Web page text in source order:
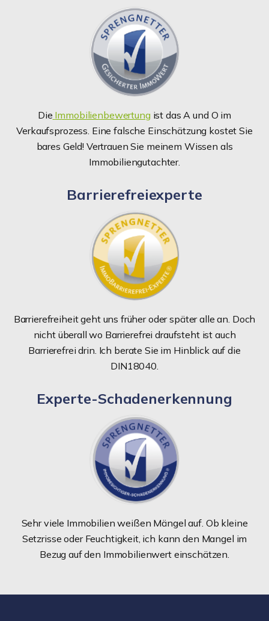
Die Immobilienbewertung ist das A und O im
Verkaufsprozess. Eine falsche Einschätzung kostet Sie
bares Geld! Vertrauen Sie meinem Wissen als
Immobiliengutachter.
Barrierefreiexperte
Barrierefreiheit geht uns früher oder später alle an. Doch
nicht überall wo Barrierefrei draufsteht ist auch
Barrierefrei drin. Ich berate Sie im Hinblick auf die
DIN18040.
Experte-Schadenerkennung
Sehr viele Immobilien weißen Mängel auf. Ob kleine
Setzrisse oder Feuchtigkeit, ich kann den Mangel im
Bezug auf den Immobilienwert einschätzen.